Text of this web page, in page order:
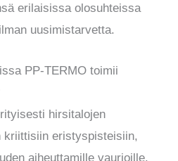
erilaisissa olosuhteissa
uusimistarvetta.
PP-TERMO toimii
hirsitalojen
kriittisiin eristyspisteisiin,
aiheuttamille vaurioille.